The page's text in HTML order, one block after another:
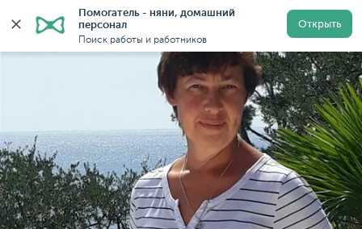
Помогатель - няни, домашний
персонал
Поиск работы и работников
Открыть
Главная Няни Няни в Московской области Няни